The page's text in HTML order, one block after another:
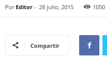
Por Editor - 28 julio, 2015 1050
Compartir